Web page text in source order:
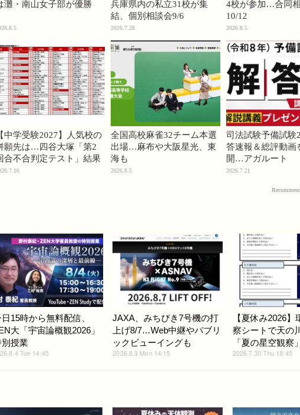
灘・南山女子部が優勝
兵庫県内の私立31校が集
結、個別相談会9/6
2026.7.28
4校が参加…合同
10/12
2026.8.5
【中学受験2027】人気校の
願先は…四谷大塚「第2
合不合判定テスト」結果
全国高校麻雀32チーム本選
出場…麻布や大阪星光、東
海も
2026.8.5
司法試験予備試験
答速報＆総評動画
開…アガルート
2026.7.21
15時から無料配信、
大「宇宙論概観2026」
授業
Tue 14:45
JAXA、みちびき7号機の打
上げ8/7…Web中継やパブリ
ックビューイングも
2026.8.3 Mon 14:15
【夏休み2026】
察シートで天の
「夏の星空観察」
2026.7.30 Thu 18:45